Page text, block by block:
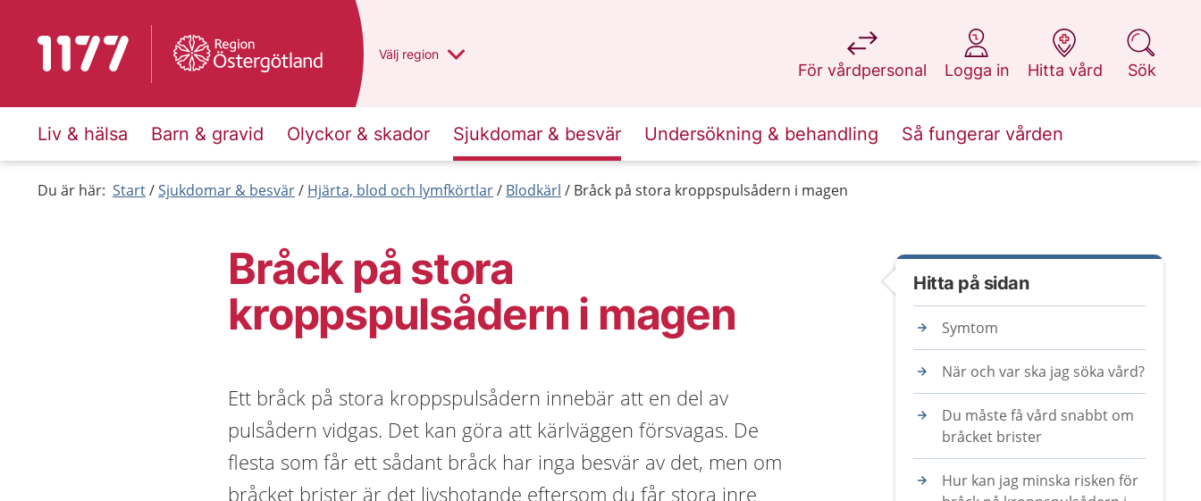
Till startsidan för 1177 Du har valt region
Välj en annan
region
För vårdpersonal
på 1177.se
Logga in
på 1177.se
Hitta vård
på 1177.se
Sök
på 1177.se
Liv & hälsa Barn & gravid Olyckor & skador Sjukdomar & besvär Undersökning & behandling Så fungerar vården
Du är här: Start Sjukdomar & besvär Hjärta, blod och lymfkörtlar Blodkärl Bråck på stora kroppspulsådern i magen
Bråck på stora
kroppspulsådern i magen
Ett bråck på stora kroppspulsådern innebär att en del av
pulsådern vidgas. Det kan göra att kärlväggen försvagas. De
flesta som får ett sådant bråck har inga besvär av det, men om
bråcket brister är det livshotande eftersom du får stora inre
Hitta på sidan
Symtom
När och var ska jag söka vård?
Du måste få vård snabbt om
bråcket brister
Hur kan jag minska risken för